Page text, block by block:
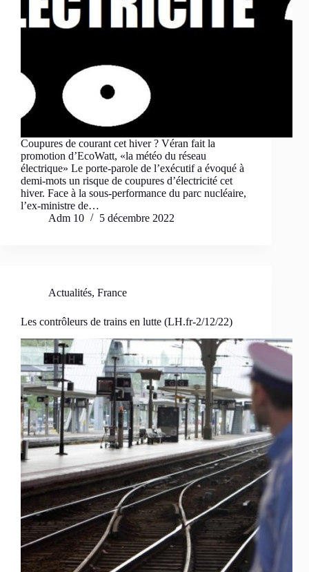
Coupures de courant cet hiver ? Véran fait la
promotion d’EcoWatt, «la météo du réseau
électrique» Le porte-parole de l’exécutif a évoqué à
demi-mots un risque de coupures d’électricité cet
hiver. Face à la sous-performance du parc nucléaire,
l’ex-ministre de…
Adm 10
5 décembre 2022
Actualités, France
Les contrôleurs de trains en lutte (LH.fr-2/12/22)